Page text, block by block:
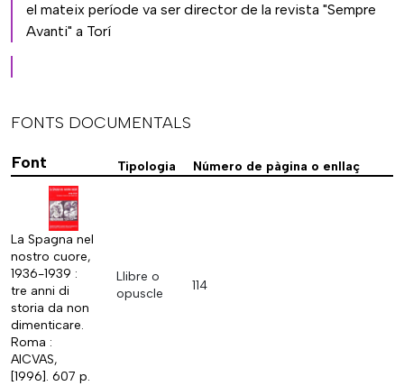
el mateix període va ser director de la revista "Sempre
Avanti" a Torí
FONTS DOCUMENTALS
Font
Tipologia Número de pàgina o enllaç
La Spagna nel
nostro cuore,
1936-1939 :
tre anni di
storia da non
dimenticare.
Roma :
AICVAS,
[1996]. 607 p.
Llibre o
opuscle
114